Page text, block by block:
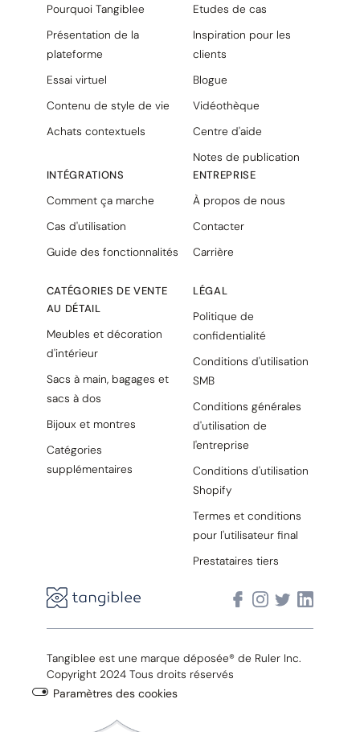
Pourquoi Tangiblee
Présentation de la
plateforme
Essai virtuel
Contenu de style de vie
Achats contextuels
INTÉGRATIONS
Comment ça marche
Cas d'utilisation
Guide des fonctionnalités
CATÉGORIES DE VENTE
AU DÉTAIL
Meubles et décoration
d'intérieur
Sacs à main, bagages et
sacs à dos
Bijoux et montres
Catégories
supplémentaires
Etudes de cas
Inspiration pour les
clients
Blogue
Vidéothèque
Centre d'aide
Notes de publication
ENTREPRISE
À propos de nous
Contacter
Carrière
LÉGAL
Politique de
confidentialité
Conditions d'utilisation
SMB
Conditions générales
d'utilisation de
l'entreprise
Conditions d'utilisation
Shopify
Termes et conditions
pour l'utilisateur final
Prestataires tiers
Tangiblee est une marque déposée® de Ruler Inc.
Copyright 2024 Tous droits réservés
Paramètres des cookies